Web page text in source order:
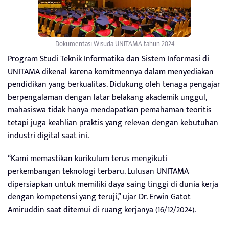
Dokumentasi Wisuda UNITAMA tahun 2024
Program Studi Teknik Informatika dan Sistem Informasi di
UNITAMA dikenal karena komitmennya dalam menyediakan
pendidikan yang berkualitas. Didukung oleh tenaga pengajar
berpengalaman dengan latar belakang akademik unggul,
mahasiswa tidak hanya mendapatkan pemahaman teoritis
tetapi juga keahlian praktis yang relevan dengan kebutuhan
industri digital saat ini.
“Kami memastikan kurikulum terus mengikuti
perkembangan teknologi terbaru. Lulusan UNITAMA
dipersiapkan untuk memiliki daya saing tinggi di dunia kerja
dengan kompetensi yang teruji,” ujar Dr. Erwin Gatot
Amiruddin saat ditemui di ruang kerjanya (16/12/2024).